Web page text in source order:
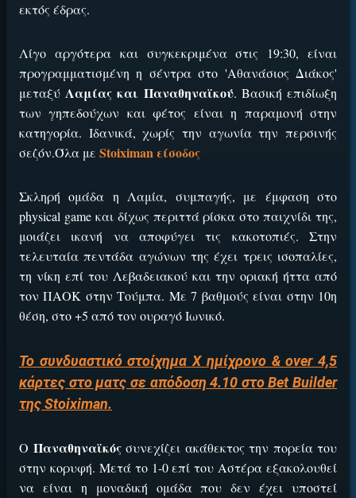
εκτός έδρας.
Λίγο αργότερα και συγκεκριμένα στις 19:30, είναι
προγραμματισμένη η σέντρα στο 'Αθανάσιος Διάκος'
μεταξύ Λαμίας και Παναθηναϊκού. Βασική επιδίωξη
των γηπεδούχων και φέτος είναι η παραμονή στην
κατηγορία. Ιδανικά, χωρίς την αγωνία την περσινής
σεζόν.Όλα με Stoiximan είσοδος
Σκληρή ομάδα η Λαμία, συμπαγής, με έμφαση στο
physical game και δίχως περιττά ρίσκα στο παιχνίδι της,
μοιάζει ικανή να αποφύγει τις κακοτοπιές. Στην
τελευταία πεντάδα αγώνων της έχει τρεις ισοπαλίες,
τη νίκη επί του Λεβαδειακού και την οριακή ήττα από
τον ΠΑΟΚ στην Τούμπα. Με 7 βαθμούς είναι στην 10η
θέση, στο +5 από τον ουραγό Ιωνικό.
Το συνδυαστικό στοίχημα Χ ημίχρονο & over 4,5
κάρτες στο ματς σε απόδοση 4.10 στο Bet Builder
της Stoiximan.
Ο Παναθηναϊκόςσυνεχίζει ακάθεκτος την πορεία του
στην κορυφή. Μετά το 1-0 επί του Αστέρα εξακολουθεί
να είναι η μοναδική ομάδα που δεν έχει υποστεί